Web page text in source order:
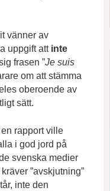
vänner av
uppgift att inte
frasen ”Je suis
om att stämma
oberoende av
sätt.
rapport ville
i god jord på
svenska medier
”avskjutning”
inte den